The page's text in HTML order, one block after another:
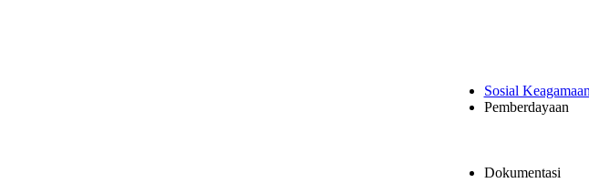
Sosial Keagamaan
Pemberdayaan
Dokumentasi